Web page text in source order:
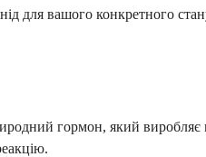
для вашого конкретного
гормон, який